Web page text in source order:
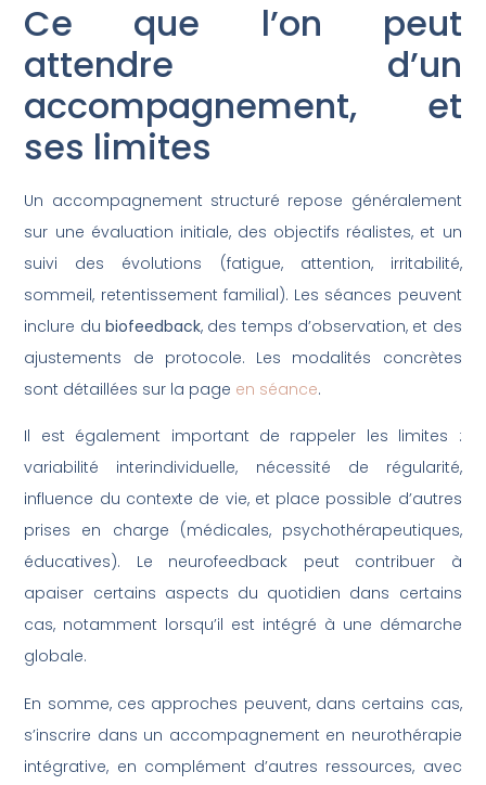
Ce que l’on peut
attendre d’un
accompagnement, et
ses limites
Un accompagnement structuré repose généralement
sur une évaluation initiale, des objectifs réalistes, et un
suivi des évolutions (fatigue, attention, irritabilité,
sommeil, retentissement familial). Les séances peuvent
inclure dubiofeedback, des temps d’observation, et des
ajustements de protocole. Les modalités concrètes
sont détaillées sur la page en séance.
Il est également important de rappeler les limites :
variabilité interindividuelle, nécessité de régularité,
influence du contexte de vie, et place possible d’autres
prises en charge (médicales, psychothérapeutiques,
éducatives). Le neurofeedback peut contribuer à
apaiser certains aspects du quotidien dans certains
cas, notamment lorsqu’il est intégré à une démarche
globale.
En somme, ces approches peuvent, dans certains cas,
s’inscrire dans un accompagnement en neurothérapie
intégrative, en complément d’autres ressources, avec